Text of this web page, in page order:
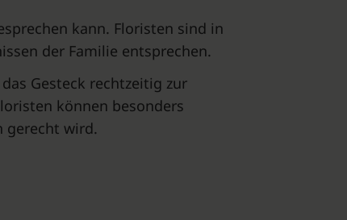
kann. Floristen sind in
der Familie entsprechen.
Gesteck rechtzeitig zur
können besonders
gerecht wird.